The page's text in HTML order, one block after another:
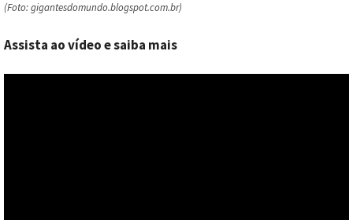
(Foto: gigantesdomundo.blogspot.com.br)
Assista ao vídeo e saiba mais